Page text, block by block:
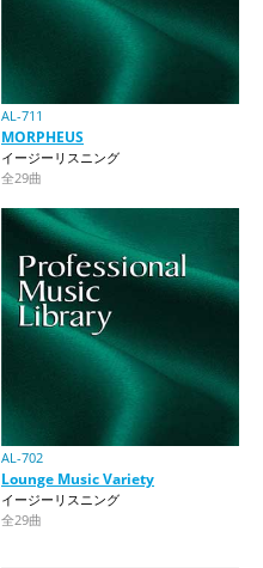
AL-711
MORPHEUS
イージーリスニング
全29曲
AL-702
Lounge Music Variety
イージーリスニング
全29曲